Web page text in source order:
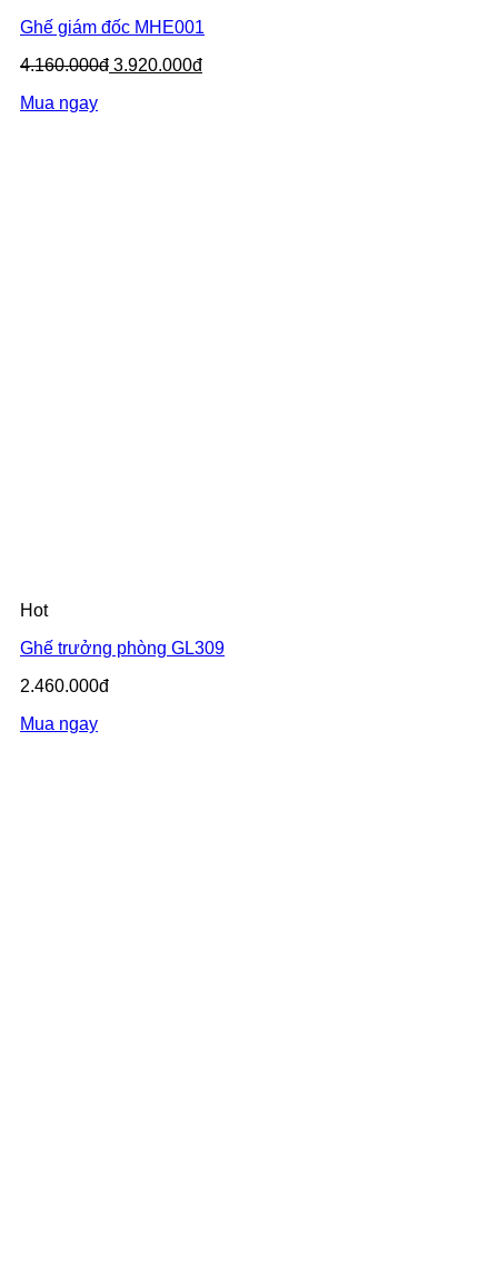
Ghế giám đốc MHE001
4.160.000đ 3.920.000đ
Mua ngay
Hot
Ghế trưởng phòng GL309
2.460.000đ
Mua ngay